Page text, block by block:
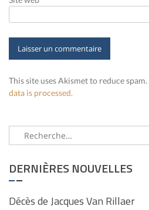
This site uses Akismet to reduce spam.
data is processed.
Rechercher :
DERNIÈRES NOUVELLES
Décès de Jacques Van Rillaer